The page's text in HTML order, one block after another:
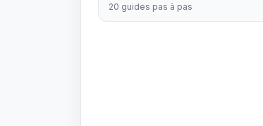
20 guides pas à pas